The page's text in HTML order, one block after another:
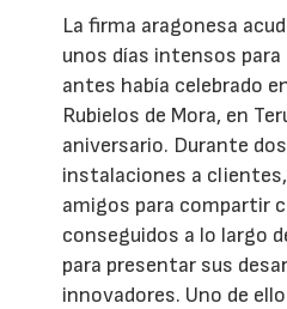
La firma aragonesa
unos días intensos para
antes había celebrado
Rubielos de Mora, en
aniversario. Durante
instalaciones a
amigos para compartir
conseguidos a lo largo
para presentar sus
innovadores. Uno de